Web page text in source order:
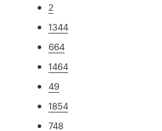
2
1344
664
1464
49
1854
748